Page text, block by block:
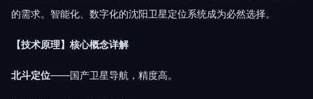
的需求。智能化、数字化的沈阳卫星定位系统成为必然选择。
【技术原理】核心概念详解
北斗定位——国产卫星导航，精度高。